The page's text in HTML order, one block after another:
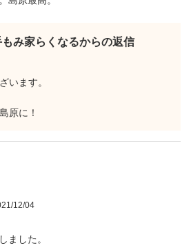
もみ家らくなるからの返信
います。
原に！
12/04
ました。